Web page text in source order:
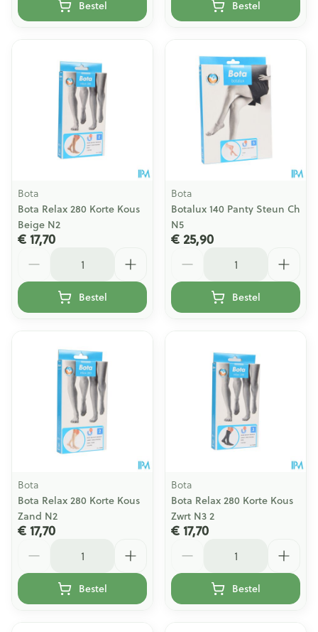
Bestel Bestel
Bota
Bota Relax 280 Korte Kous
Beige N2
€ 17,70
Bestel
Bota
Botalux 140 Panty Steun Ch
N5
€ 25,90
Bestel
Bota
Bota Relax 280 Korte Kous
Zand N2
€ 17,70
Bestel
Bota
Bota Relax 280 Korte Kous
Zwrt N3 2
€ 17,70
Bestel